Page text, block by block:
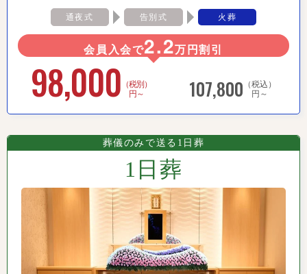
通夜式 告別式 火葬
会員入会で2.2万円割引
98,000 （税別）
円～
107,800 （税込）
円～
葬儀のみで送る1日葬
1日葬